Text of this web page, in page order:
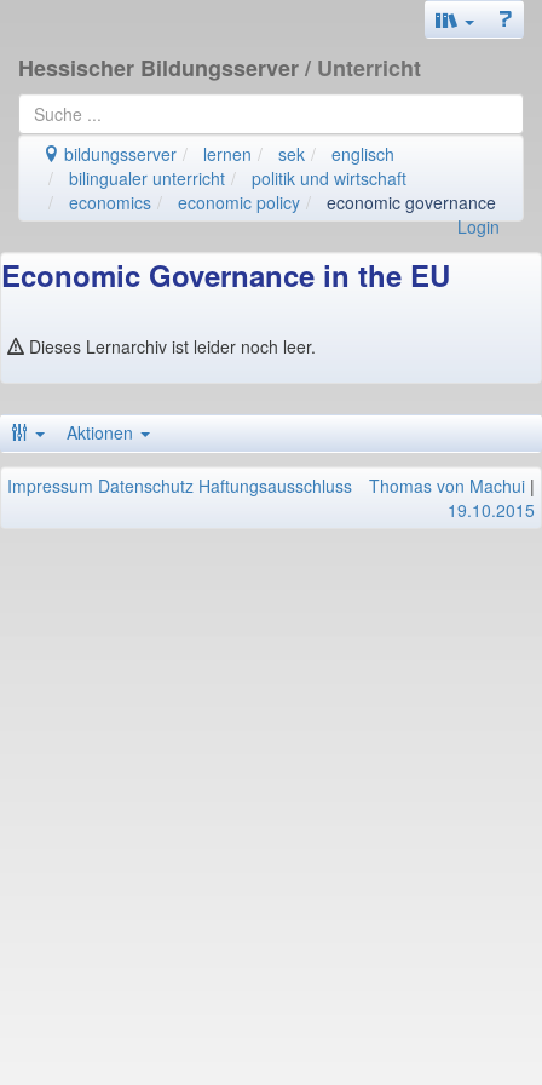
Hessischer Bildungsserver/ Unterricht
bildungsserver lernen sek
englisch
bilingualer unterricht
politik und wirtschaft
economics
economic policy
economic governance
Login
Economic Governance in the EU
Dieses Lernarchiv ist leider noch leer.
Aktionen
Impressum Datenschutz Haftungsausschluss Thomas von Machui |
19.10.2015